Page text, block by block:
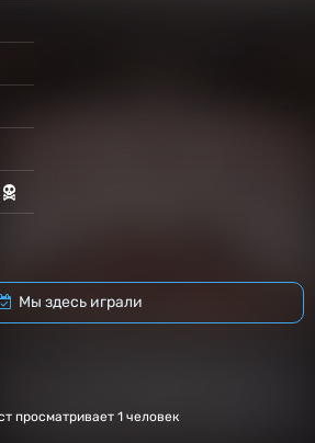
Мы здесь играли
просматривает 1 человек